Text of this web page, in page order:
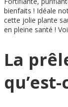
bienfaits ! Idéale
cette jolie plante
en pleine santé !
La
qu’est-